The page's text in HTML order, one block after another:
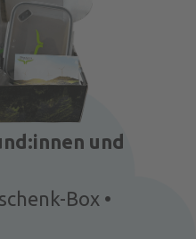
und
Box •